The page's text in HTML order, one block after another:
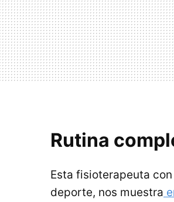
Rutina
Esta fisioterapeuta
deporte, nos muestra